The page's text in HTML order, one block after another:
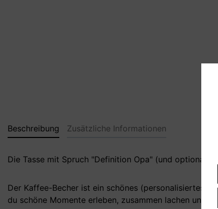
Beschreibung Zusätzliche Informationen
Die Tasse mit Spruch "Definition Opa" (und optional
Der Kaffee-Becher ist ein schönes (personalisiertes)
du schöne Momente erleben, zusammen lachen und